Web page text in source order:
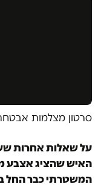
סרטון מצלמות
על שאלות אחרות
האיש שהציג אצבע
המשטרתי כבר החל